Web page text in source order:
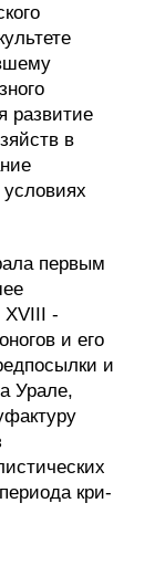
развитие
в
первым
XVIII -
и его
и
Урале,
кри-